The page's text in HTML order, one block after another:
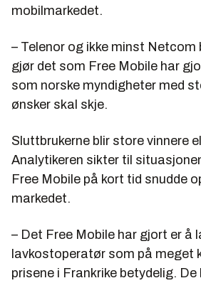
mobilmarkedet.
– Telenor og ikke minst
gjør det som Free Mobile har
som norske myndigheter med
ønsker skal skje.
Sluttbrukerne blir store vinnere
Analytikeren sikter til
Free Mobile på kort tid snudde
markedet.
– Det Free Mobile har gjort er å
lavkostoperatør som på meget
prisene i Frankrike betydelig.